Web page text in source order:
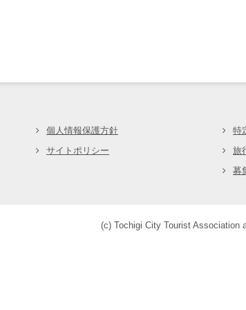
市観光協会個人情報保護方針
サイトポリシー
特
旅
募
(c) Tochigi City Tourist Association